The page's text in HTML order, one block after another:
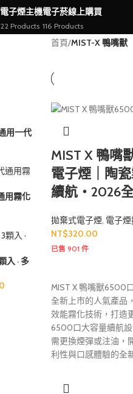
電子煙主機
22 Products
電子菸線上購買
116 Products
用一代
用霧化
入 · 多
首頁/MIST-X 鴨嘴獸
MIST X 鴨嘴
電子煙｜陶
續航・2026
拋棄式電子煙, 電子
NT$320.00
已售 901 件
MIST X 鴨嘴獸6500
全新上市的人氣產品
效能霧化技術，打造
6500口大容量續航
需更換煙彈或注油，
利性與口感體驗的全